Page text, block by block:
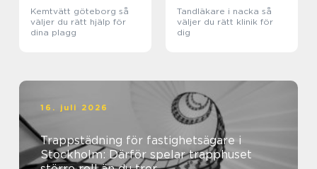
Kemtvätt göteborg så
väljer du rätt hjälp för
dina plagg
Tandläkare i nacka så
väljer du rätt klinik för
dig
16. juli 2026
Trappstädning för fastighetsägare i
Stockholm: Därför spelar trapphuset